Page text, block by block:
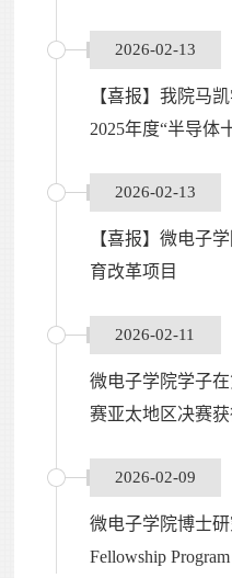
2026-02-13
【喜报】我院马
2025年度“半导体
2026-02-13
【喜报】微电子
育改革项目
2026-02-11
微电子学院学子
赛亚太地区决赛
2026-02-09
微电子学院博士
Fellowship